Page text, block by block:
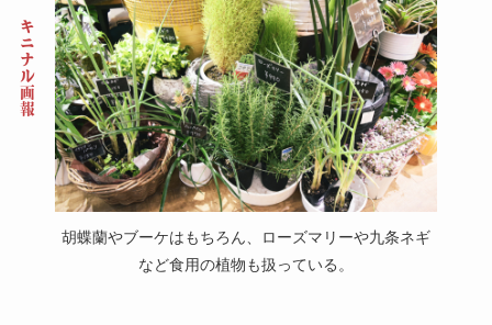
キニナル画報
胡蝶蘭やブーケはもちろん、ローズマリーや九条ネギ
など食用の植物も扱っている。